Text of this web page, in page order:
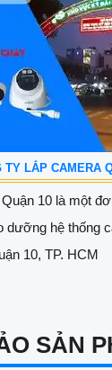
TY LẮP CAMERA
10 là một
dưỡng hệ thống
10, TP. HCM
SẢN